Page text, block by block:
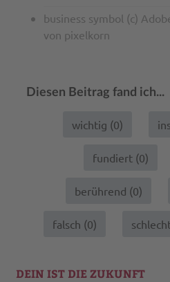
business symbol (c)
von pixelkorn
Diesen Beitrag fand ich...
wichtig (0)
fundiert (0)
berührend (0)
falsch (0)
DEIN IST DIE ZUKUNFT